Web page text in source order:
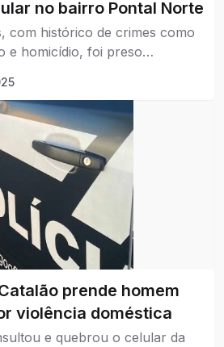
no bairro Pontal Norte
com histórico de crimes como
e homicídio, foi preso
prende homem
violência doméstica
e quebrou o celular da